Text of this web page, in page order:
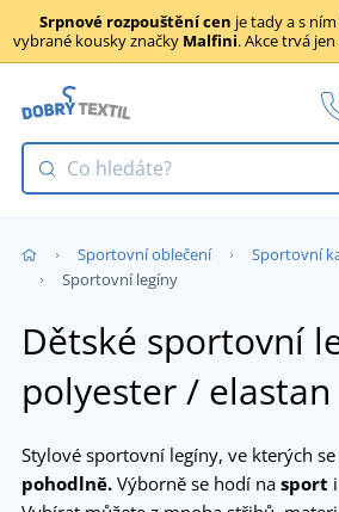
Srpnové rozpouštění cen je tady a s
vybrané kousky značky Malfini. Akce trvá
Sportovní oblečení
Sportovní
Sportovní legíny
Dětské sportovní
polyester / elastan
Stylové sportovní legíny, ve kterých
pohodlně. Výborně se hodí na sport